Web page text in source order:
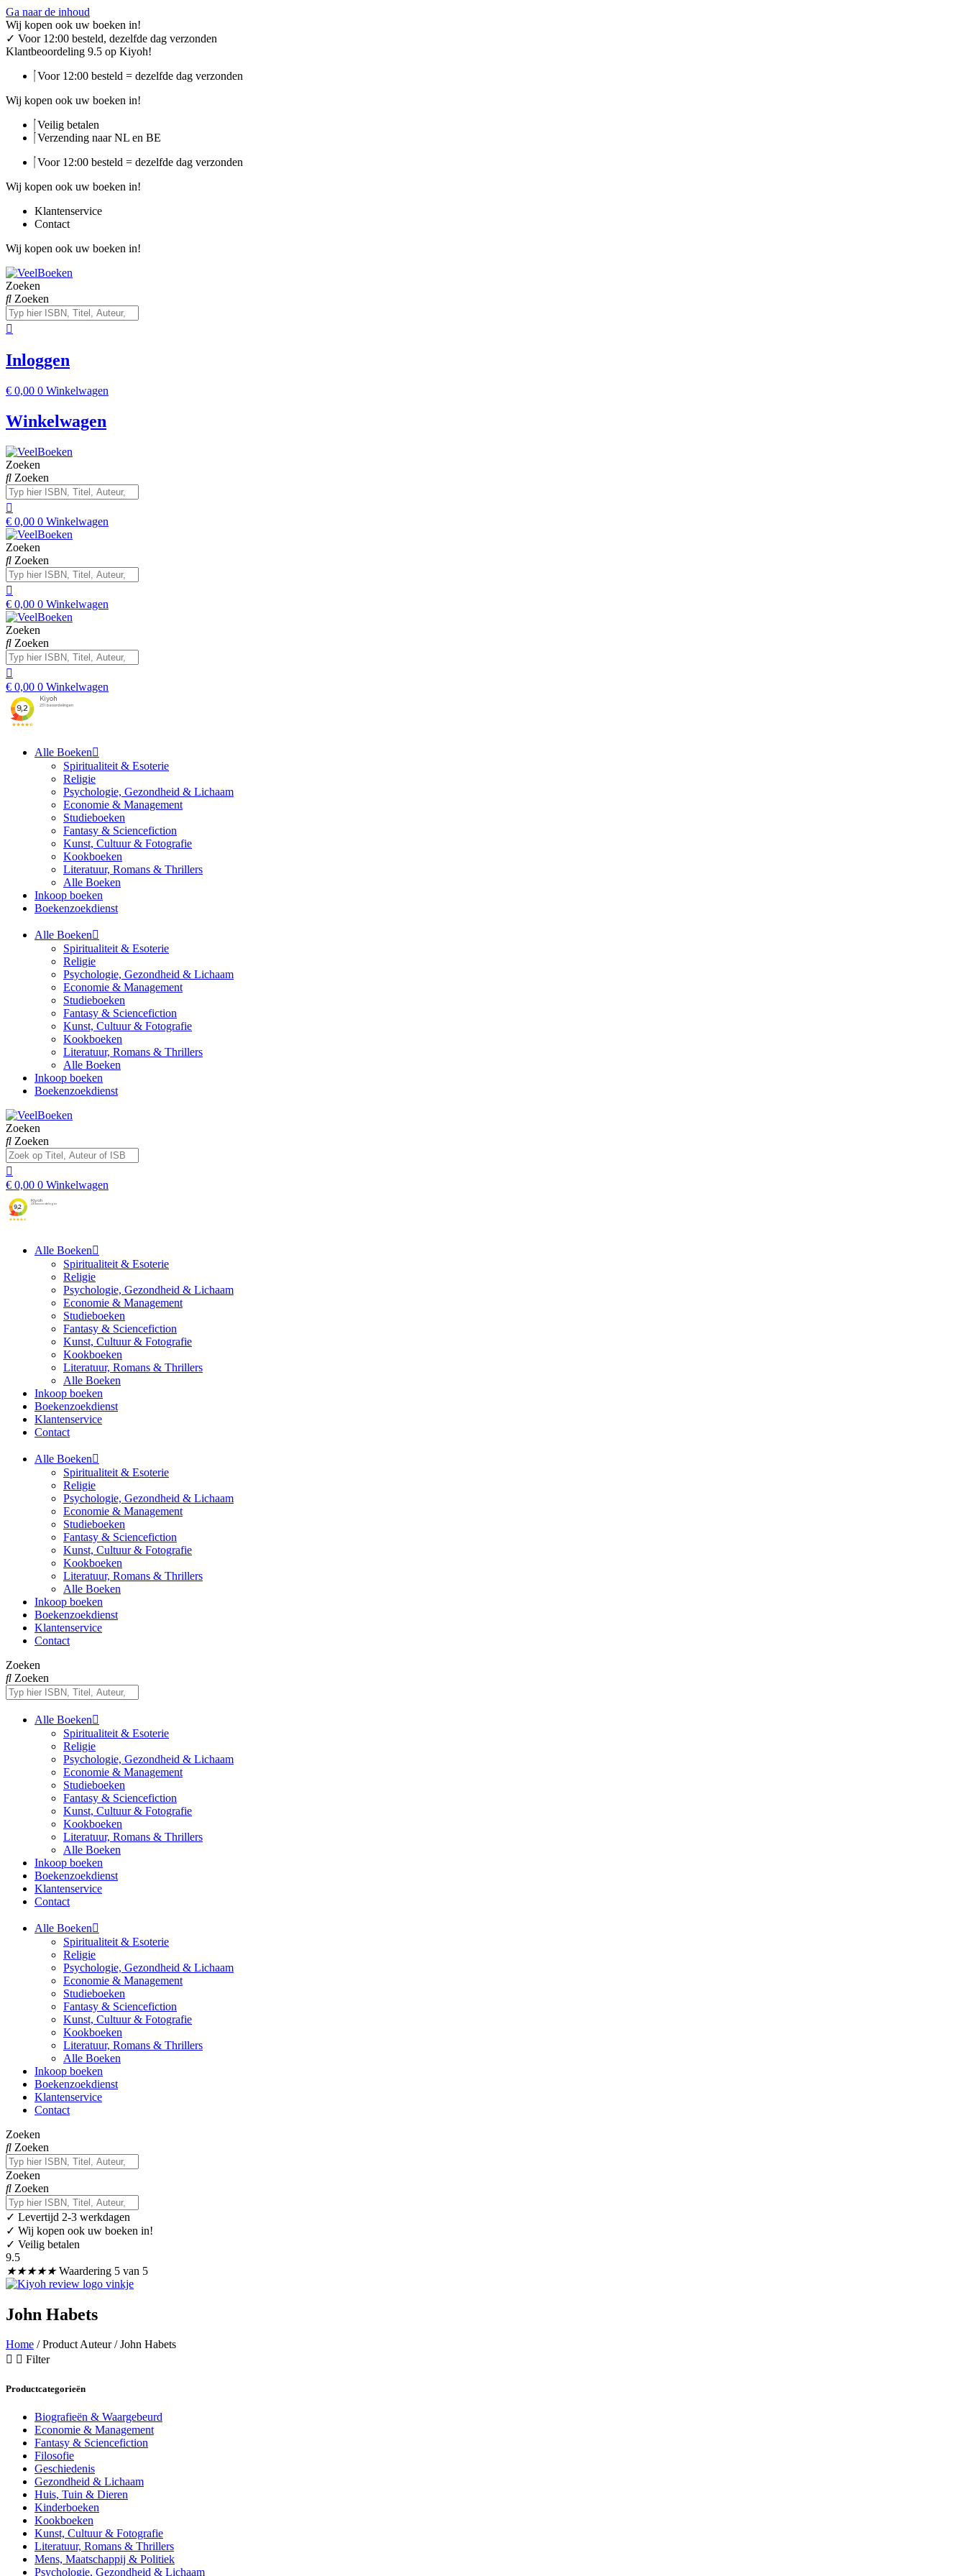
Ga naar de inhoud
Wij kopen ook uw boeken in!
✓ Voor 12:00 besteld, dezelfde dag verzonden
Klantbeoordeling 9.5 op Kiyoh!
Voor 12:00 besteld = dezelfde dag verzonden
Wij kopen ook uw boeken in!
Veilig betalen
Verzending naar NL en BE
Voor 12:00 besteld = dezelfde dag verzonden
Wij kopen ook uw boeken in!
Klantenservice
Contact
Wij kopen ook uw boeken in!
Zoeken
Zoeken
Inloggen
€ 0,00 0 Winkelwagen
Winkelwagen
Zoeken
Zoeken
€ 0,00 0 Winkelwagen
Zoeken
Zoeken
€ 0,00 0 Winkelwagen
Zoeken
Zoeken
€ 0,00 0 Winkelwagen
Alle Boeken
Spiritualiteit & Esoterie
Religie
Psychologie, Gezondheid & Lichaam
Economie & Management
Studieboeken
Fantasy & Sciencefiction
Kunst, Cultuur & Fotografie
Kookboeken
Literatuur, Romans & Thrillers
Alle Boeken
Inkoop boeken
Boekenzoekdienst
Alle Boeken
Spiritualiteit & Esoterie
Religie
Psychologie, Gezondheid & Lichaam
Economie & Management
Studieboeken
Fantasy & Sciencefiction
Kunst, Cultuur & Fotografie
Kookboeken
Literatuur, Romans & Thrillers
Alle Boeken
Inkoop boeken
Boekenzoekdienst
Zoeken
Zoeken
€ 0,00 0 Winkelwagen
Alle Boeken
Spiritualiteit & Esoterie
Religie
Psychologie, Gezondheid & Lichaam
Economie & Management
Studieboeken
Fantasy & Sciencefiction
Kunst, Cultuur & Fotografie
Kookboeken
Literatuur, Romans & Thrillers
Alle Boeken
Inkoop boeken
Boekenzoekdienst
Klantenservice
Contact
Alle Boeken
Spiritualiteit & Esoterie
Religie
Psychologie, Gezondheid & Lichaam
Economie & Management
Studieboeken
Fantasy & Sciencefiction
Kunst, Cultuur & Fotografie
Kookboeken
Literatuur, Romans & Thrillers
Alle Boeken
Inkoop boeken
Boekenzoekdienst
Klantenservice
Contact
Zoeken
Zoeken
Alle Boeken
Spiritualiteit & Esoterie
Religie
Psychologie, Gezondheid & Lichaam
Economie & Management
Studieboeken
Fantasy & Sciencefiction
Kunst, Cultuur & Fotografie
Kookboeken
Literatuur, Romans & Thrillers
Alle Boeken
Inkoop boeken
Boekenzoekdienst
Klantenservice
Contact
Alle Boeken
Spiritualiteit & Esoterie
Religie
Psychologie, Gezondheid & Lichaam
Economie & Management
Studieboeken
Fantasy & Sciencefiction
Kunst, Cultuur & Fotografie
Kookboeken
Literatuur, Romans & Thrillers
Alle Boeken
Inkoop boeken
Boekenzoekdienst
Klantenservice
Contact
Zoeken
Zoeken
Zoeken
Zoeken
✓ Levertijd 2-3 werkdagen
✓ Wij kopen ook uw boeken in!
✓ Veilig betalen
9.5
★★★★★ Waardering 5 van 5
John Habets
Home / Product Auteur / John Habets
Filter
Productcategorieën
Biografieën & Waargebeurd
Economie & Management
Fantasy & Sciencefiction
Filosofie
Geschiedenis
Gezondheid & Lichaam
Huis, Tuin & Dieren
Kinderboeken
Kookboeken
Kunst, Cultuur & Fotografie
Literatuur, Romans & Thrillers
Mens, Maatschappij & Politiek
Psychologie, Gezondheid & Lichaam